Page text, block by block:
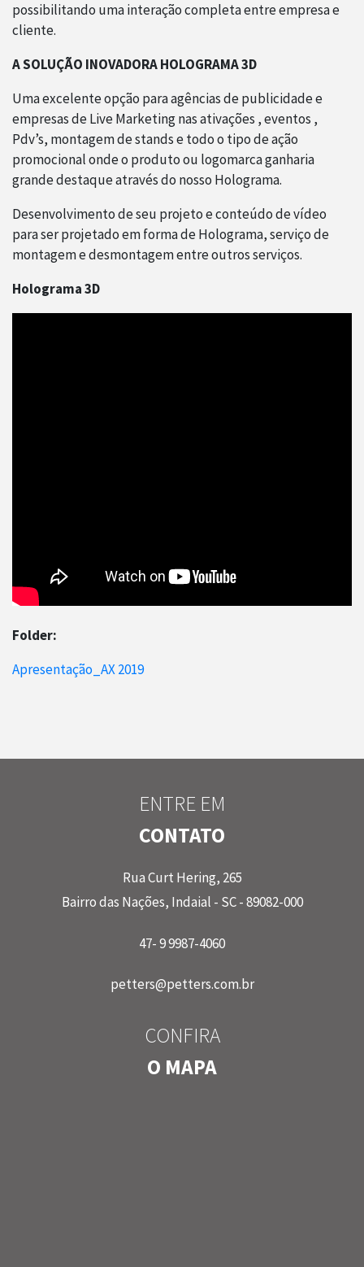
possibilitando uma interação completa entre empresa e
cliente.
A SOLUÇÃO INOVADORA HOLOGRAMA 3D
Uma excelente opção para agências de publicidade e
empresas de Live Marketing nas ativações , eventos ,
Pdv’s, montagem de stands e todo o tipo de ação
promocional onde o produto ou logomarca ganharia
grande destaque através do nosso Holograma.
Desenvolvimento de seu projeto e conteúdo de vídeo
para ser projetado em forma de Holograma, serviço de
montagem e desmontagem entre outros serviços.
Holograma 3D
Folder:
Apresentação_AX 2019
ENTRE EM
CONTATO
Rua Curt Hering, 265
Bairro das Nações, Indaial - SC - 89082-000
47- 9 9987-4060
petters@petters.com.br
CONFIRA
O MAPA